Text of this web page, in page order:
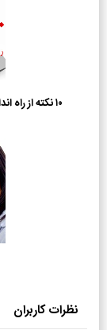
۱۰ نکته از راه اندازی کسب و کار جدید که هیچکس به شما نمی‌گوید
نظرات کاربران